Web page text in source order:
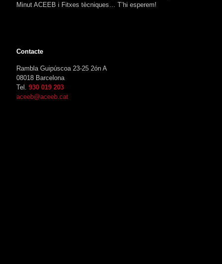
Minut ACEEB i Fitxes tècniques… T’hi esperem!
Contacte
Rambla Guipúscoa 23-25 2ón A
08018 Barcelona
Tel. 930 019 203
aceeb@aceeb.cat